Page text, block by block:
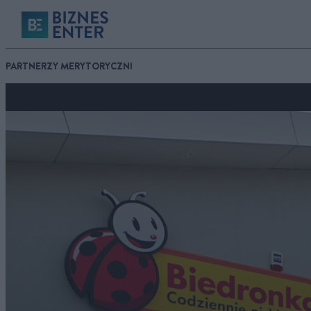
PARTNERZY MERYTORYCZNI